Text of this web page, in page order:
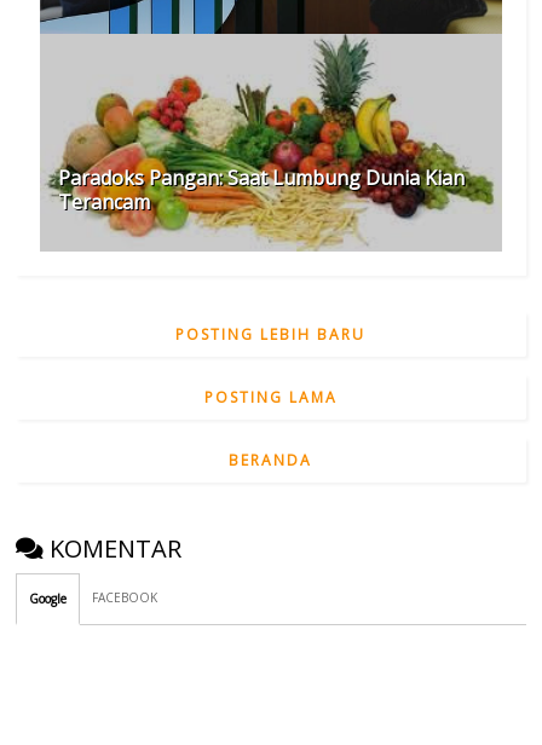
Paradoks Pangan: Saat Lumbung Dunia Kian
Terancam
POSTING LEBIH BARU
POSTING LAMA
BERANDA
KOMENTAR
Google FACEBOOK